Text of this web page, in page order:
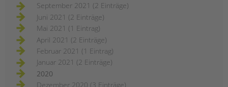
September 2021 (2 Einträge)
Juni 2021 (2 Einträge)
Mai 2021 (1 Eintrag)
April 2021 (2 Einträge)
Februar 2021 (1 Eintrag)
Januar 2021 (2 Einträge)
2020
Dezember 2020 (3 Einträge)